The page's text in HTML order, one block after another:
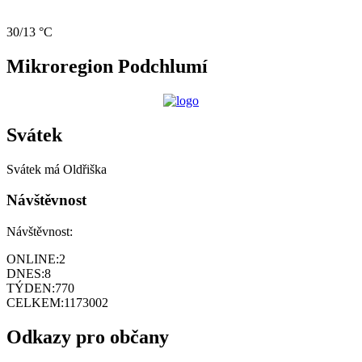
30/13 °C
Mikroregion Podchlumí
Svátek
Svátek má Oldřiška
Návštěvnost
Návštěvnost:
ONLINE:2
DNES:8
TÝDEN:770
CELKEM:1173002
Odkazy pro občany